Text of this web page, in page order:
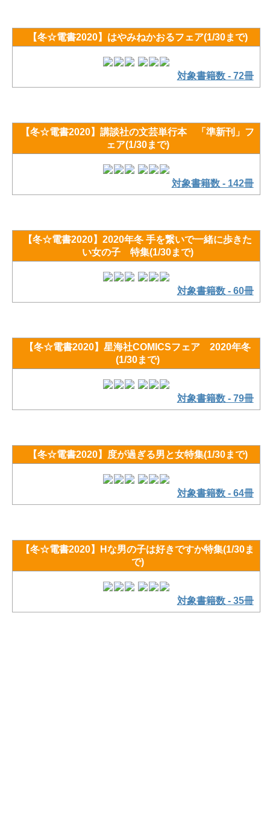
【冬☆電書2020】はやみねかおるフェア(1/30まで)
対象書籍数 - 72冊
【冬☆電書2020】講談社の文芸単行本 「準新刊」フ
ェア(1/30まで)
対象書籍数 - 142冊
【冬☆電書2020】2020年冬 手を繋いで一緒に歩きた
い女の子 特集(1/30まで)
対象書籍数 - 60冊
【冬☆電書2020】星海社COMICSフェア 2020年冬
(1/30まで)
対象書籍数 - 79冊
【冬☆電書2020】度が過ぎる男と女特集(1/30まで)
対象書籍数 - 64冊
【冬☆電書2020】Hな男の子は好きですか特集(1/30ま
で)
対象書籍数 - 35冊